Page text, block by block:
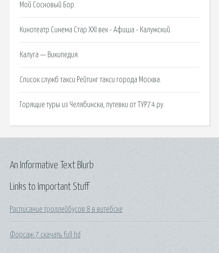
Мой Сосновый Бор.
Кинотеатр Синема Стар XXI век - Афиша - Калужский.
Калуга — Википедия.
Список служб такси Рейтинг такси города Москва.
Горящие туры из Челябинска, путевки от ТУР74.ру.
Links to Important Stuff
Расписание троллейбусов 8 в витебске
Форсаж 7 скачать full hd
An Informative Text Blurb